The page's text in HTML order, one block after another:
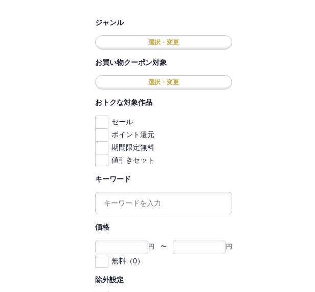
ジャンル
選択・変更
お買い物クーポン対象
選択・変更
おトクな対象作品
セール
ポイント還元
期間限定無料
値引きセット
キーワード
価格
円 〜 円
無料（0）
除外設定